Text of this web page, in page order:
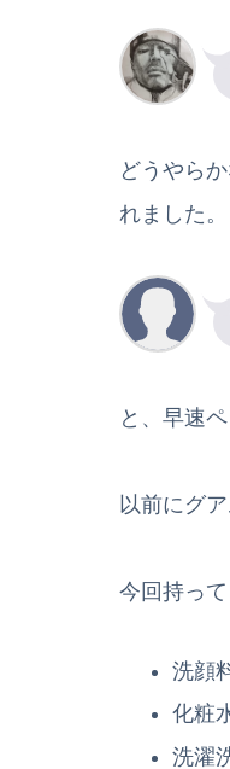
どうやら
れました。
と、早速
以前にグ
今回持って
洗顔
化粧
洗濯